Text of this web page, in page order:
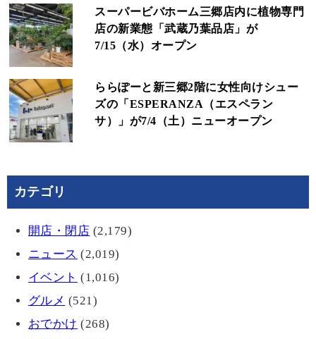
スーパービバホーム三郷店内に植物専門
店の新業態「武蔵乃葉品店」が
7/15（水）オープン
ららぽーと新三郷2階に女性向けシュー
ズの「ESPERANZA（エスペラン
サ）」が7/4（土）ニューオープン
カテゴリ
開店・閉店 (2,179)
ニュース (2,019)
イベント (1,016)
グルメ (521)
おでかけ (268)